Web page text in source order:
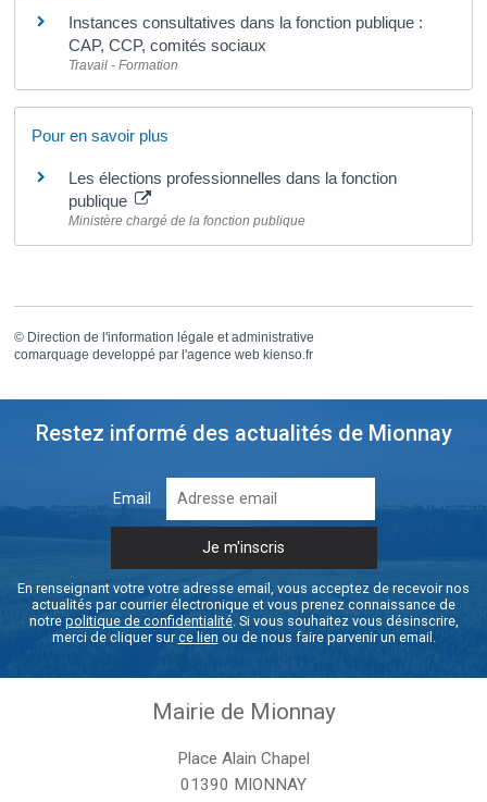
Instances consultatives dans la fonction publique :
CAP, CCP, comités sociaux
Travail - Formation
Pour en savoir plus
Les élections professionnelles dans la fonction
publique
Ministère chargé de la fonction publique
© Direction de l'information légale et administrative
comarquage developpé par l'agence web kienso.fr
Restez informé des actualités de Mionnay
Email
En renseignant votre votre adresse email, vous acceptez de recevoir nos
actualités par courrier électronique et vous prenez connaissance de
notre politique de confidentialité. Si vous souhaitez vous désinscrire,
merci de cliquer surce lien ou de nous faire parvenir un email.
Mairie de Mionnay
Place Alain Chapel
01390 MIONNAY